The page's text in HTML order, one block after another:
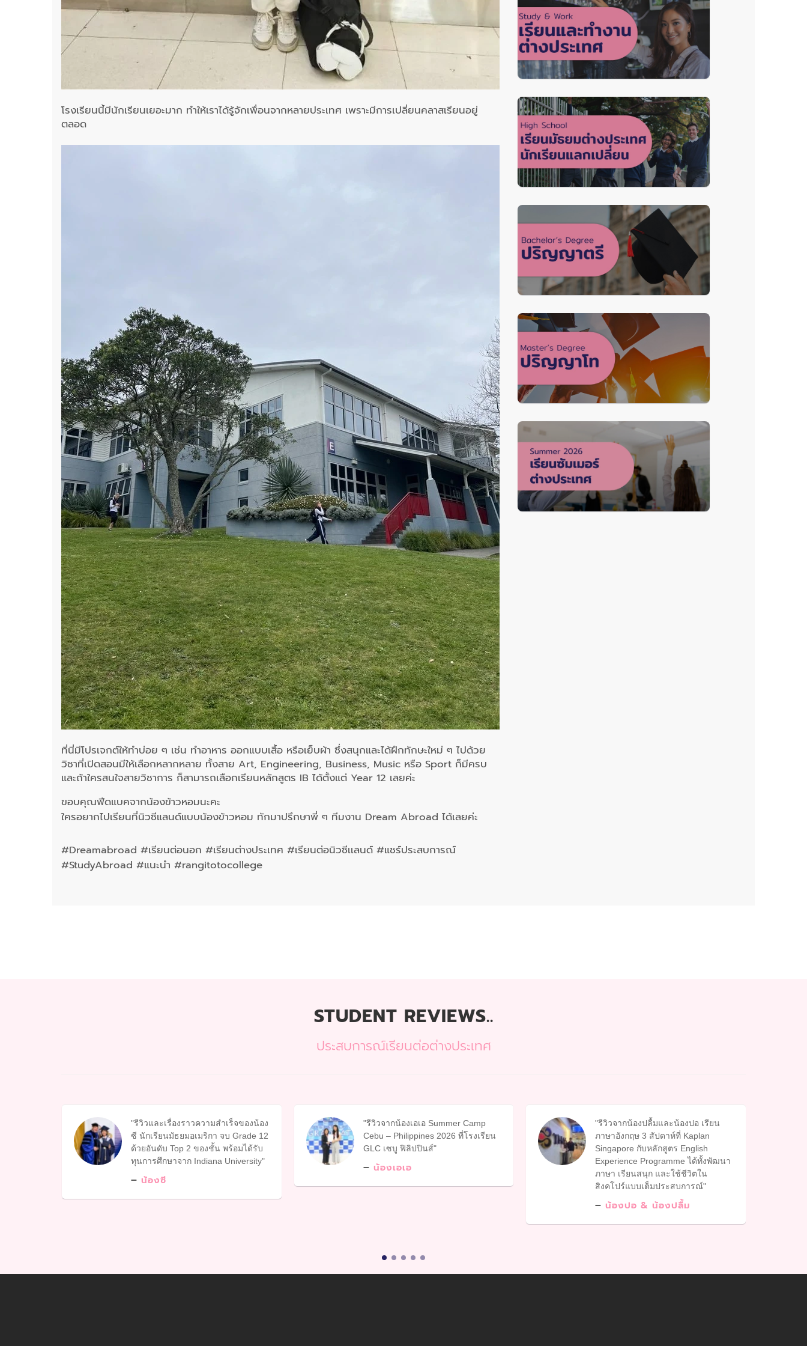
โรงเรียนนี้มีนักเรียนเยอะมาก ทำให้เราได้รู้จักเพื่อนจากหลายประเทศ เพราะมีการเปลี่ยนคลาสเรียนอยู่
ตลอด
ที่นี่มีโปรเจกต์ให้ทำบ่อย ๆ เช่น ทำอาหาร ออกแบบเสื้อ หรือเย็บผ้า ซึ่งสนุกและได้ฝึกทักษะใหม่ ๆ ไปด้วย
วิชาที่เปิดสอนมีให้เลือกหลากหลาย ทั้งสาย Art, Engineering, Business, Music หรือ Sport ก็มีครบ
และถ้าใครสนใจสายวิชาการ ก็สามารถเลือกเรียนหลักสูตร IB ได้ตั้งแต่ Year 12 เลยค่ะ
ขอบคุณฟีดแบคจากน้องข้าวหอมนะคะ
ใครอยากไปเรียนที่นิวซีแลนด์แบบน้องข้าวหอม ทักมาปรึกษาพี่ ๆ ทีมงาน Dream Abroad ได้เลยค่ะ
#Dreamabroad #เรียนต่อนอก #เรียนต่างประเทศ #เรียนต่อนิวซีเเลนด์ #แชร์ประสบการณ์
#StudyAbroad #แนะนํา #rangitotocollege
STUDENT REVIEWS..
ประสบการณ์เรียนต่อต่างประเทศ
รีวิวและเรื่องราวความสำเร็จของน้อง
ซี นักเรียนมัธยมอเมริกา จบ Grade 12
ด้วยอันดับ Top 2 ของชั้น พร้อมได้รับ
ทุนการศึกษาจาก Indiana University
น้องซี
รีวิวจากน้องเอเอ Summer Camp
Cebu – Philippines 2026 ที่โรงเรียน
GLC เซบู ฟิลิปปินส์
น้องเอเอ
รีวิวจากน้องปลื้มและน้องปอ เรียน
ภาษาอังกฤษ 3 สัปดาห์ที่ Kaplan
Singapore กับหลักสูตร English
Experience Programme ได้ทั้งพัฒนา
ภาษา เรียนสนุก และใช้ชีวิตใน
สิงคโปร์แบบเต็มประสบการณ์
น้องปอ & น้องปลื้ม